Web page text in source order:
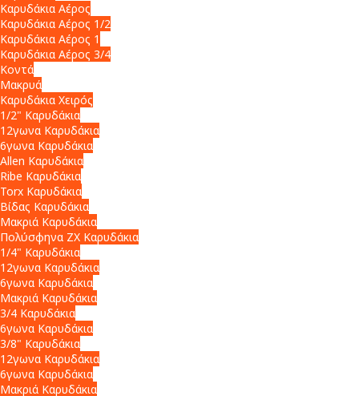
Καρυδάκια Αέρος
Καρυδάκια Αέρος 1/2
Καρυδάκια Αέρος 1
Καρυδάκια Αέρος 3/4
Κοντά
Μακρυά
Καρυδάκια Χειρός
1/2" Καρυδάκια
12γωνα Καρυδάκια
6γωνα Καρυδάκια
Allen Καρυδάκια
Ribe Καρυδάκια
Torx Καρυδάκια
Βίδας Καρυδάκια
Μακριά Καρυδάκια
Πολύσφηνα ZX Καρυδάκια
1/4" Καρυδάκια
12γωνα Καρυδάκια
6γωνα Καρυδάκια
Μακριά Καρυδάκια
3/4 Καρυδάκια
6γωνα Καρυδάκια
3/8" Καρυδάκια
12γωνα Καρυδάκια
6γωνα Καρυδάκια
Μακριά Καρυδάκια